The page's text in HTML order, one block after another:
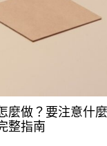
麼做？要注意什
整指南